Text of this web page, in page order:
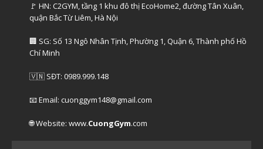
🚩 HN: C2GYM, tầng 1 khu đô thị EcoHome2, đường Tân Xuân,
quận Bắc Từ Liêm, Hà Nội
🏢 SG: Số 13 Ngô Nhân Tịnh, Phường 1, Quận 6, Thành phố Hồ
Chí Minh
🇻🇳 SĐT: 0989.999.148
📧 Email: cuonggym148@gmail.com
🌐 Website: www.CuongGym.com